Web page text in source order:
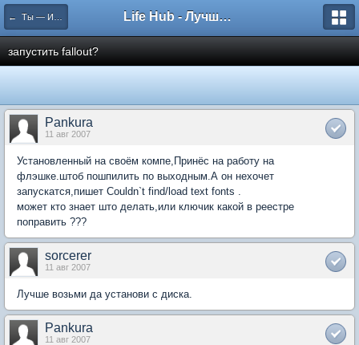
← Ты — Избранный Life Hub - Лучшие компьютерные игры мира
запустить fallout?
Pankura
11 авг 2007
Установленный на своём компе,Принёс на работу на
флэшке.штоб пошпилить по выходным.А он нехочет
запускатся,пишет Couldn`t find/load text fonts .
может кто знает што делать,или ключик какой в реестре
поправить ???
sorcerer
11 авг 2007
Лучше возьми да установи с диска.
Pankura
11 авг 2007